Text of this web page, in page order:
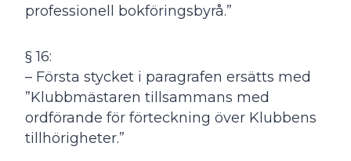
professionell bokföringsbyrå.”
§ 16:
– Första stycket i paragrafen ersätts med
”Klubbmästaren tillsammans med
ordförande för förteckning över Klubbens
tillhörigheter.”